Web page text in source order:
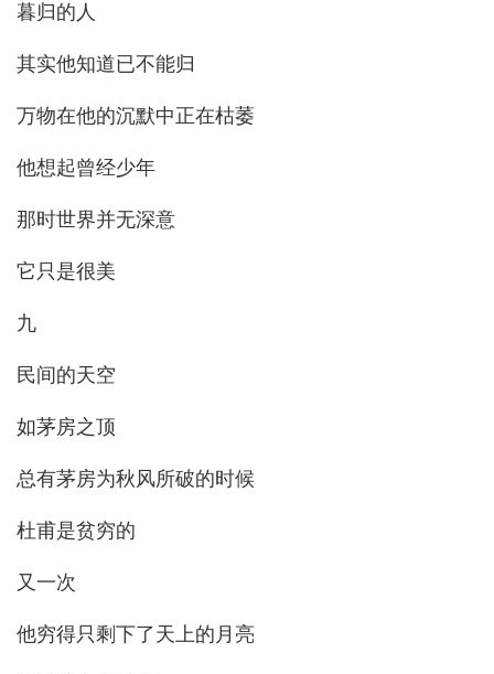
暮归的人
其实他知道已不能归
万物在他的沉默中正在枯萎
他想起曾经少年
那时世界并无深意
它只是很美
九
民间的天空
如茅房之顶
总有茅房为秋风所破的时候
杜甫是贫穷的
又一次
他穷得只剩下了天上的月亮